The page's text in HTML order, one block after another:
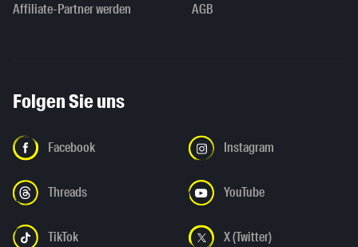
Affiliate-Partner werden AGB
Folgen Sie uns
Facebook Instagram
Threads YouTube
TikTok X (Twitter)